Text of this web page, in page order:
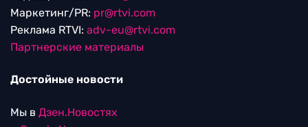
Маркетинг/PR: pr@rtvi.com
Реклама RTVI: adv-eu@rtvi.com
Партнерские материалы
Достойные новости
Мы в Дзен.Новостях